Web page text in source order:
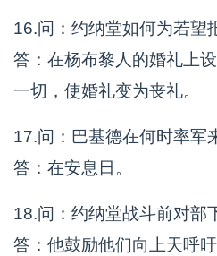
16.问：约纳堂如何为若望
答：在杨布黎人的婚礼上
一切，使婚礼变为丧礼。
17.问：巴基德在何时率军
答：在安息日。
18.问：约纳堂战斗前对部
答：他鼓励他们向上天呼